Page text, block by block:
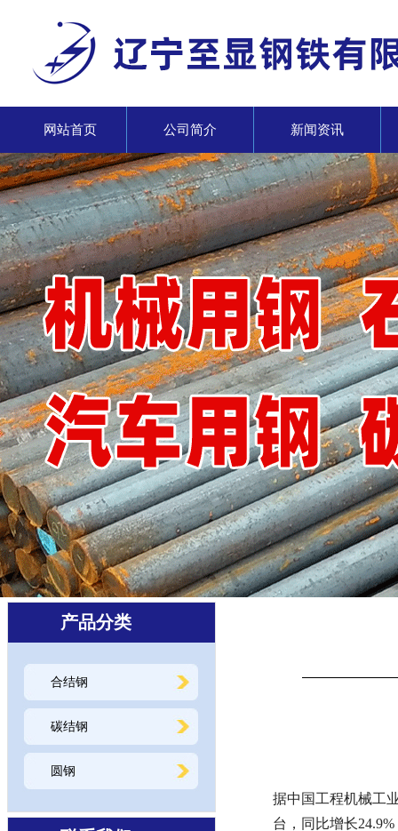
网站首页 公司简介 新闻资讯
产品分类
合结钢
碳结钢
圆钢
据中国工程机械工
台，同比增长